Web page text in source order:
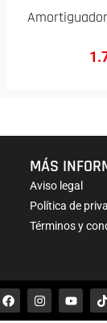
MÁS
Aviso legal
Política de
Términos y